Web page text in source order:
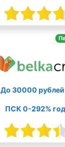
До 30000
ПСК 0-292%